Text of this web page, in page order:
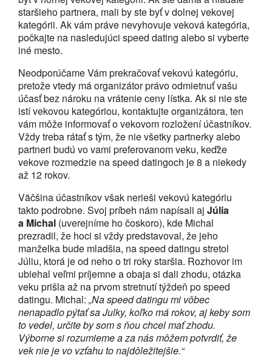
staršieho partnera, mali by ste byť v dolnej vekovej
kategórii. Ak vám práve nevyhovuje veková kategória,
počkajte na nasledujúci speed dating alebo si vyberte
iné mesto.
Neodporúčame Vám prekračovať vekovú kategóriu,
pretože vtedy má organizátor právo odmietnuť vašu
účasť bez nároku na vrátenie ceny lístka. Ak si nie ste
istí vekovou kategóriou, kontaktujte organizátora, ten
vám môže informovať o vekovom rozložení účastníkov.
Vždy treba rátať s tým, že nie všetky partnerky alebo
partneri budú vo vami preferovanom veku, keďže
vekove rozmedzie na speed datingoch je 8 a niekedy
až 12 rokov.
Väčšina účastníkov však nerieši vekovú kategóriu
takto podrobne. Svoj príbeh nám napísali aj Júlia
a Michal (uverejníme ho čoskoro), kde Michal
prezradil, že hoci si vždy predstavoval, že jeho
manželka bude mladšia, na speed datingu stretol
Júliu, ktorá je od neho o tri roky staršia. Rozhovor im
ubiehal veľmi príjemne a obaja si dali zhodu, otázka
veku prišla až na prvom stretnutí týždeň po speed
datingu. Michal: „Na speed datingu mi vôbec
nenapadlo pýtať sa Julky, koľko má rokov, aj keby som
to vedel, určite by som s ňou chcel mať zhodu.
Výborne si rozumieme a za nás môžem potvrdiť, že
vek nie je vo vzťahu to najdôležitejšie.“